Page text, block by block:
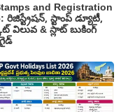
and Registration
రిజిస్ట్రేషన్, స్టాంప్ డ్యూటీ,
విలువ & స్లాట్ బుకింగ్